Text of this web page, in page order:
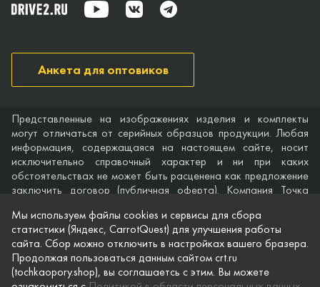
Анкета для оптовиков
Представленные на изображениях изделия и комплекты
могут отличаться от серийных образцов продукции. Любая
информация, содержащаяся на настоящем сайте, носит
исключительно справочный характер и ни при каких
обстоятельствах не может быть расценена как предложение
заключить договор (публичная оферта). Компания Точка
точности и полноты информации на веб-сайте, а также по
поводу беспрепятственного доступа к нему в любое время.
Технические характеристики и комплектация изделий,
указанные на сайте, приведены для примера и могут быть
изменены в любое время без предварительного уведомления.
Мы используем файлы cookies и сервисы для сбора
статистики (Яндекс, CarrotQuest) для улучшения работы
сайта. Сбор можно отключить в настройках вашего бразера.
Продолжая пользоваться данным сайтом crt.ru
(tochkaopory.shop), вы соглашаетсь с этим. Вы можете